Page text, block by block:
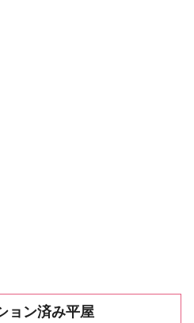
ョン済み平屋